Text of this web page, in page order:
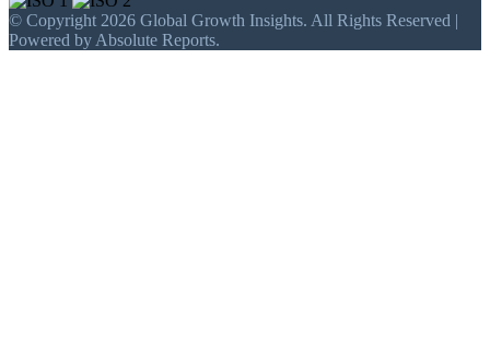
© Copyright 2026 Global Growth Insights. All Rights Reserved |
Powered by Absolute Reports.